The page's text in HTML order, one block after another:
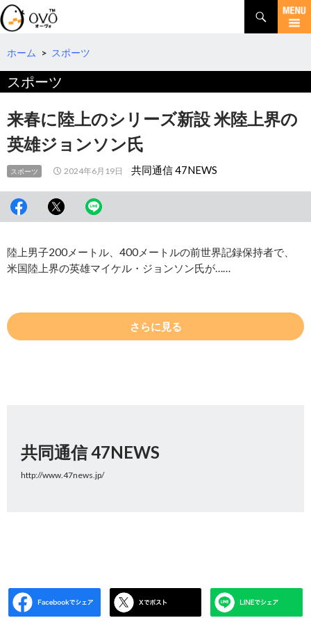
検
索
コ
テ
へ
移
動
ホーム > スポーツ
スポーツ
来春に陸上のシリーズ新設 米陸上界の
英雄ジョンソン氏
スポーツ 2024年6月19日 共同通信 47NEWS
陸上男子200メートル、400メートルの前世界記録保持者で、
米国陸上界の英雄マイケル・ジョンソン氏が……
さらに見る
共同通信 47NEWS
http://www.47news.jp/